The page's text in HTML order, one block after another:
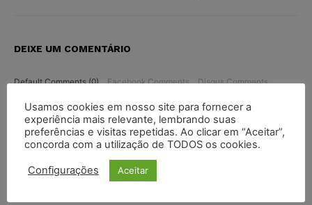
DEIXE UM COMENTÁRIO
Default Comments (0) Facebook Comments Disqus Comments
Usamos cookies em nosso site para fornecer a
experiência mais relevante, lembrando suas
preferências e visitas repetidas. Ao clicar em “Aceitar”,
concorda com a utilização de TODOS os cookies.
Configurações Aceitar